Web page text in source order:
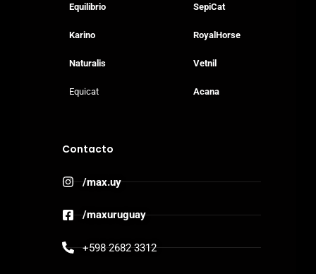
Equilibrio
Karino
Naturalis
Equicat
SepiCat
RoyalHorse
Vetnil
Acana
Contacto
/max.uy
/maxuruguay
+598 2682 3312